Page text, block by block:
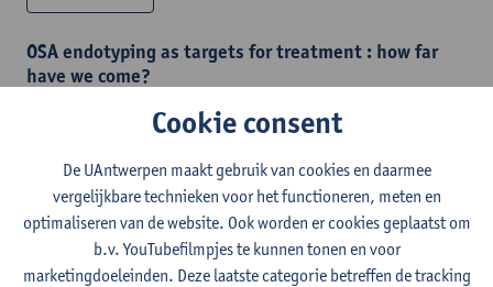
OSA endotyping as targets for treatment : how far
have we come?
Respirology - ISSN 1323-7799-31:4 (2026) p. 339-351
Walter T. Mcnicholas,Sara Op de Beeck, Pasquale Tondo,
Verbraecken, Maria R. Bonsignore
Citatielink
Cookie consent
De UAntwerpen maakt gebruik van cookies en daarmee
vergelijkbare technieken voor het functioneren, meten en
optimaliseren van de website. Ook worden er cookies geplaatst om
b.v. YouTubefilmpjes te kunnen tonen en voor
marketingdoeleinden. Deze laatste categorie betreffen de tracking